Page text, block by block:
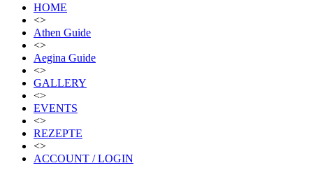
HOME
<>
Athen Guide
<>
Aegina Guide
<>
GALLERY
<>
EVENTS
<>
REZEPTE
<>
ACCOUNT / LOGIN